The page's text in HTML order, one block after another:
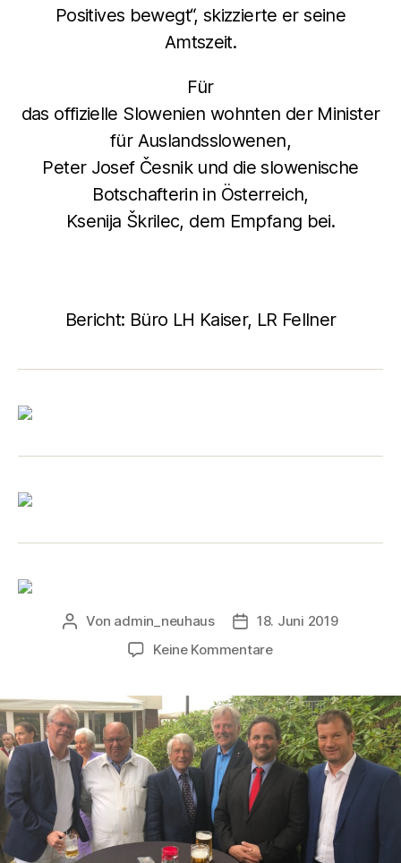
Positives bewegt“, skizzierte er seine
Amtszeit.
Für
das offizielle Slowenien wohnten der Minister
für Auslandsslowenen,
Peter Josef Česnik und die slowenische
Botschafterin in Österreich,
Ksenija Škrilec, dem Empfang bei.
Bericht: Büro LH Kaiser, LR Fellner
Von admin_neuhaus
18. Juni 2019
Keine Kommentare